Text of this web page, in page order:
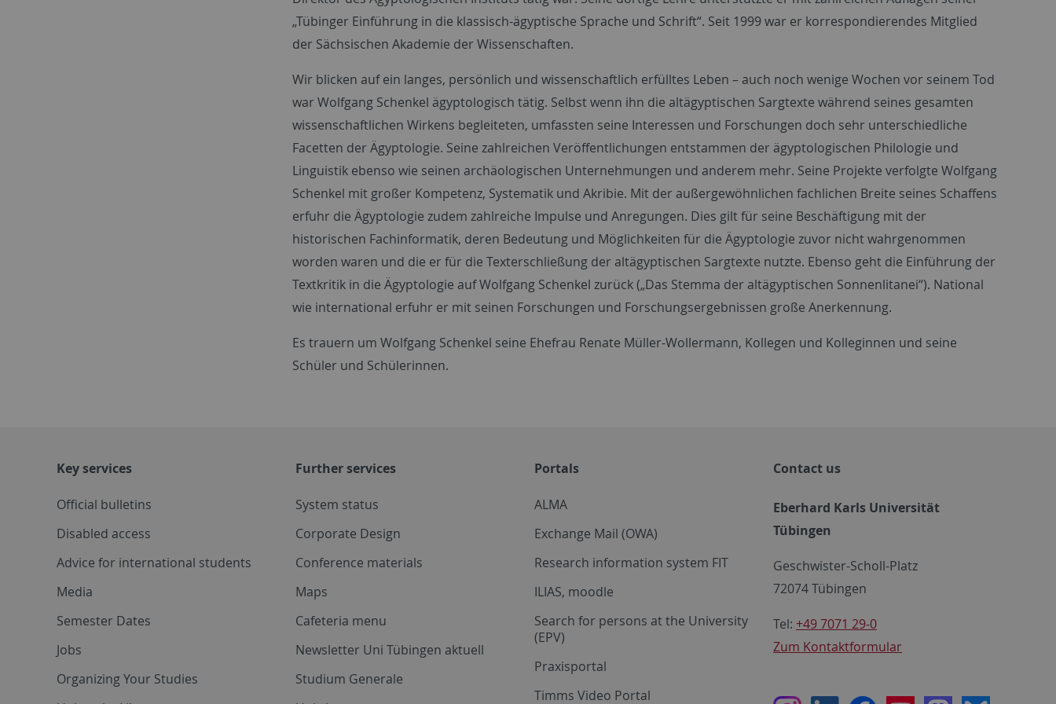
„Tübinger Einführung in die klassisch-ägyptische Sprache und Schrift“. Seit 1999 war er korrespondierendes Mitglied
der Sächsischen Akademie der Wissenschaften.
Wir blicken auf ein langes, persönlich und wissenschaftlich erfülltes Leben – auch noch wenige Wochen vor seinem Tod
war Wolfgang Schenkel ägyptologisch tätig. Selbst wenn ihn die altägyptischen Sargtexte während seines gesamten
wissenschaftlichen Wirkens begleiteten, umfassten seine Interessen und Forschungen doch sehr unterschiedliche
Facetten der Ägyptologie. Seine zahlreichen Veröffentlichungen entstammen der ägyptologischen Philologie und
Linguistik ebenso wie seinen archäologischen Unternehmungen und anderem mehr. Seine Projekte verfolgte Wolfgang
Schenkel mit großer Kompetenz, Systematik und Akribie. Mit der außergewöhnlichen fachlichen Breite seines Schaffens
erfuhr die Ägyptologie zudem zahlreiche Impulse und Anregungen. Dies gilt für seine Beschäftigung mit der
historischen Fachinformatik, deren Bedeutung und Möglichkeiten für die Ägyptologie zuvor nicht wahrgenommen
worden waren und die er für die Texterschließung der altägyptischen Sargtexte nutzte. Ebenso geht die Einführung der
Textkritik in die Ägyptologie auf Wolfgang Schenkel zurück („Das Stemma der altägyptischen Sonnenlitanei“). National
wie international erfuhr er mit seinen Forschungen und Forschungsergebnissen große Anerkennung.
Es trauern um Wolfgang Schenkel seine Ehefrau Renate Müller-Wollermann, Kollegen und Kolleginnen und seine
Schüler und Schülerinnen.
Key services
Official bulletins
Disabled access
Advice for international students
Media
Semester Dates
Jobs
Organizing Your Studies
Further services
System status
Corporate Design
Conference materials
Maps
Cafeteria menu
Newsletter Uni Tübingen aktuell
Studium Generale
Portals
ALMA
Exchange Mail (OWA)
Research information system FIT
ILIAS, moodle
Search for persons at the University
(EPV)
Praxisportal
Timms Video Portal
Contact us
Eberhard Karls Universität
Tübingen
Geschwister-Scholl-Platz
72074 Tübingen
Tel: +49 7071 29-0
Zum Kontaktformular